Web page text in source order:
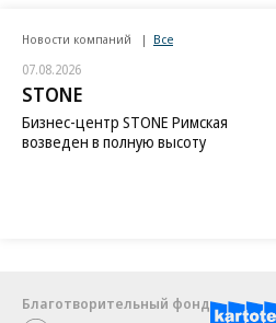
Новости компаний Все
07.08.2026
STONE
Бизнес-центр STONE Римская
возведен в полную высоту
Благотворительный фонд